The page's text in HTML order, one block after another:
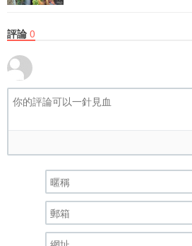
評論 0